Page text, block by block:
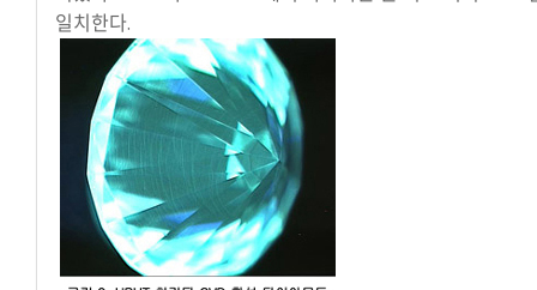
일치한다.